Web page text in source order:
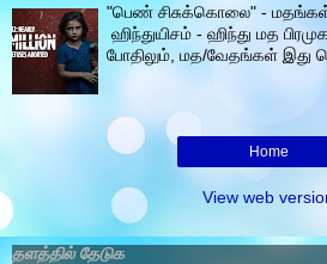
"பெண் சிசுக்கொலை" -
ஹிந்துயிசம் - ஹிந்து மத
போதிலும், மத/வேதங்கள் இது
Home
View web
தளத்தில் தேடுக